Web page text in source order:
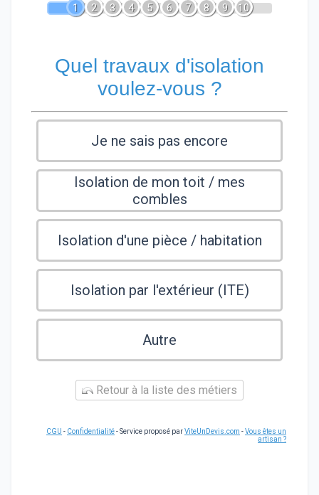
1 2 3 4 5 6 7 8 9 10
Quel travaux d'isolation
voulez-vous ?
Je ne sais pas encore
Isolation de mon toit / mes
combles
Isolation d'une pièce / habitation
Isolation par l'extérieur (ITE)
Autre
Retour à la liste des métiers
CGU - Confidentialité- Service proposé parViteUnDevis.com -Vous êtes un
artisan ?